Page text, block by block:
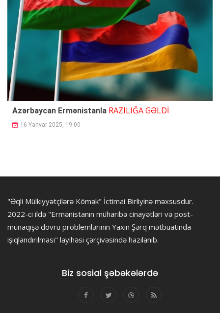
Azərbaycan Ermənistanla RAZILIĞA GƏLDİ
16 Yanvar 2025, 19:00
"Əqli Mülkiyyətçilərə Kömək" İctimai Birliyinə məxsusdur.
2022-ci ildə "Ermənistanın müharibə cinayətləri və post-
münaqişə dövrü problemlərinin Yaxın Şərq mətbuatında
işıqlandırılması" layihəsi çərçivəsində hazılanıb.
Biz sosial şəbəkələrdə